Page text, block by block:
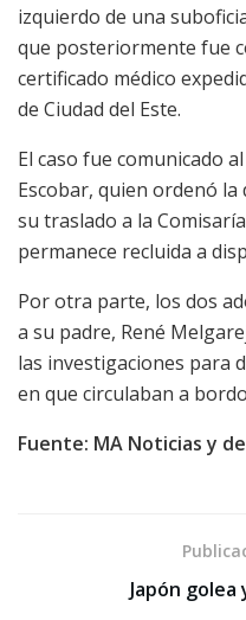
izquierdo de una
que posteriormente fue
certificado médico
de Ciudad del Este.
El caso fue comunicado
Escobar, quien ordenó
su traslado a la
permanece recluida a
Por otra parte, los dos
a su padre, René
las investigaciones para
en que circulaban a
Fuente: MA Noticias y
Japón golea